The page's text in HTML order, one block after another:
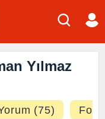
Yılmaz
(75)